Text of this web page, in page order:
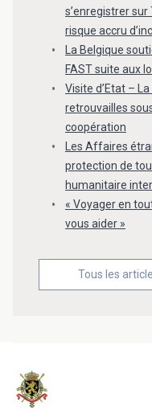
s’enregistrer sur
risque accru
La Belgique
FAST suite aux
Visite d’Etat –
retrouvailles
coopération
Les Affaires
protection de
humanitaire
« Voyager en
vous aider »
Tous les